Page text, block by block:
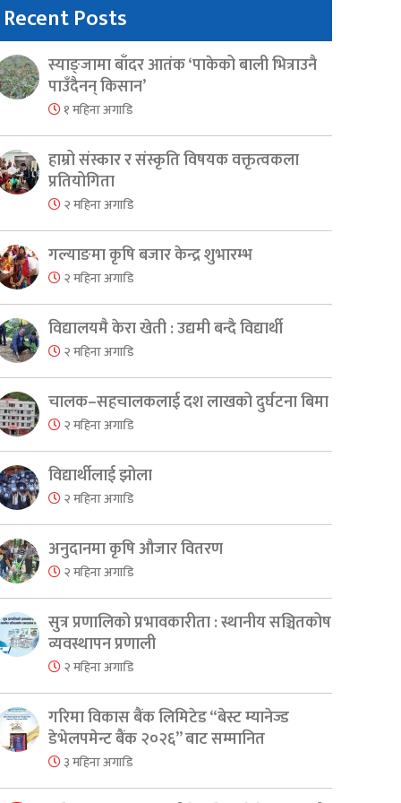
Recent Posts
स्याङ्जामा बाँदर आतंक ‘पाकेको बाली भित्राउनै
पाउँदैनन् किसान’
१ महिना अगाडि
हाम्रो संस्कार र संस्कृति विषयक वक्तृत्वकला
प्रतियोगिता
२ महिना अगाडि
गल्याङमा कृषि बजार केन्द्र शुभारम्भ
२ महिना अगाडि
विद्यालयमै केरा खेती : उद्यमी बन्दै विद्यार्थी
२ महिना अगाडि
चालक–सहचालकलाई दश लाखको दुर्घटना बिमा
२ महिना अगाडि
विद्यार्थीलाई झोला
२ महिना अगाडि
अनुदानमा कृषि औजार वितरण
२ महिना अगाडि
सुत्र प्रणालिको प्रभावकारीता : स्थानीय सञ्चितकोष
व्यवस्थापन प्रणाली
२ महिना अगाडि
गरिमा विकास बैंक लिमिटेड “बेस्ट म्यानेज्ड
डेभेलपमेन्ट बैंक २०२६” बाट सम्मानित
३ महिना अगाडि